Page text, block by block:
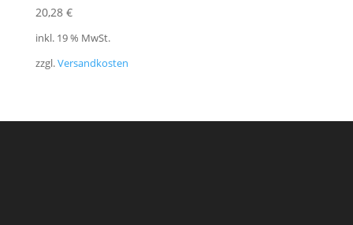
20,28 €
inkl. 19 % MwSt.
zzgl.Versandkosten